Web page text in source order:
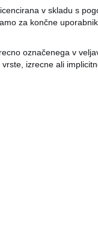
v skladu s
za končne
označenega v
izrecne ali